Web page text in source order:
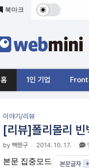
북마크 다
및
기
드
전
홈 1인 기업
이야기/리뷰
[리뷰]폴리몰리 빈
by 빽짱구 2014. 10. 17.
본문 집중모드 본문글자